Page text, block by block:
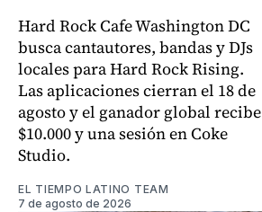
Hard Rock Cafe Washington DC
busca cantautores, bandas y DJs
locales para Hard Rock Rising.
Las aplicaciones cierran el 18 de
agosto y el ganador global recibe
$10.000 y una sesión en Coke
Studio.
EL TIEMPO LATINO TEAM
7 de agosto de 2026